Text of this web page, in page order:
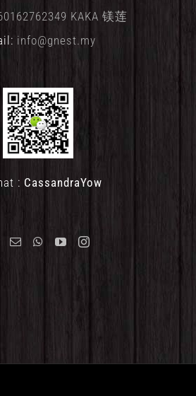
KAKA 镁莲
info@gnest.my
: CassandraYow